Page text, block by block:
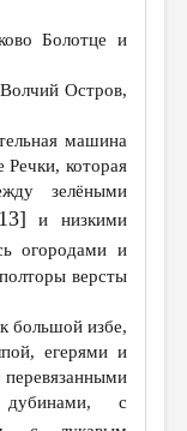
Болотце и
Остров,
машина
Речки, которая
зелёными
и низкими
огородами и
версты
большой избе,
егерями и
с